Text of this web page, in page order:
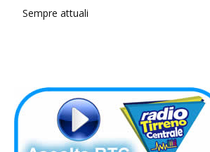
Sempre attuali